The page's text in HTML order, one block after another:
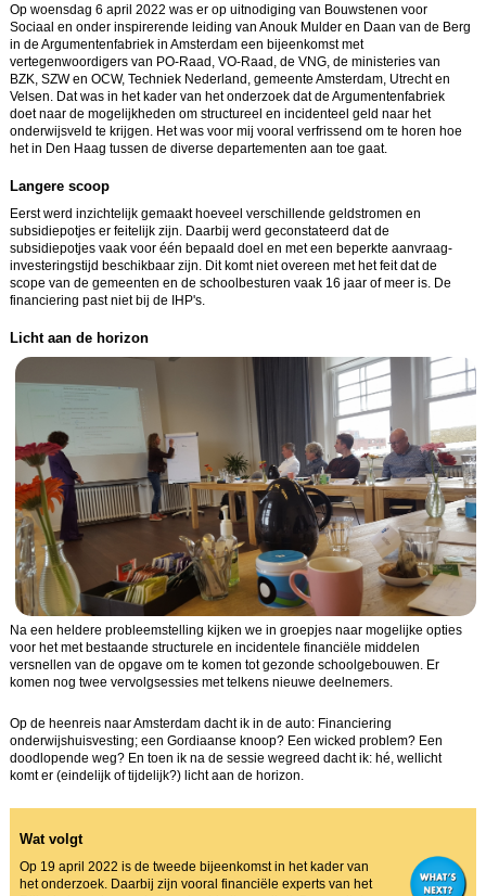
Op woensdag 6 april 2022 was er op uitnodiging van Bouwstenen voor
Sociaal en onder inspirerende leiding van Anouk Mulder en Daan van de Berg
in de Argumentenfabriek in Amsterdam een bijeenkomst met
vertegenwoordigers van PO-Raad, VO-Raad, de VNG, de ministeries van
BZK, SZW en OCW, Techniek Nederland, gemeente Amsterdam, Utrecht en
Velsen. Dat was in het kader van het onderzoek dat de Argumentenfabriek
doet naar de mogelijkheden om structureel en incidenteel geld naar het
onderwijsveld te krijgen. Het was voor mij vooral verfrissend om te horen hoe
het in Den Haag tussen de diverse departementen aan toe gaat.
Langere scoop
Eerst werd inzichtelijk gemaakt hoeveel verschillende geldstromen en
subsidiepotjes er feitelijk zijn. Daarbij werd geconstateerd dat de
subsidiepotjes vaak voor één bepaald doel en met een beperkte aanvraag-
investeringstijd beschikbaar zijn. Dit komt niet overeen met het feit dat de
scope van de gemeenten en de schoolbesturen vaak 16 jaar of meer is. De
financiering past niet bij de IHP's.
Licht aan de horizon
Image
Na een heldere probleemstelling kijken we in groepjes naar mogelijke opties
voor het met bestaande structurele en incidentele financiële middelen
versnellen van de opgave om te komen tot gezonde schoolgebouwen. Er
komen nog twee vervolgsessies met telkens nieuwe deelnemers.
Op de heenreis naar Amsterdam dacht ik in de auto: Financiering
onderwijshuisvesting; een Gordiaanse knoop? Een wicked problem? Een
doodlopende weg? En toen ik na de sessie wegreed dacht ik: hé, wellicht
komt er (eindelijk of tijdelijk?) licht aan de horizon.
Wat volgt
Op 19 april 2022 is de tweede bijeenkomst in het kader van
het onderzoek. Daarbij zijn vooral financiële experts van het
Image